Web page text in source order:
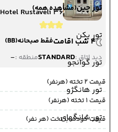
تور چین(مشاهده همه)
تور پکن
تور گوانجو
تور هانگژو
تور شانگهای
Hotel Rustaveli 36
4 شب اقامت
فقط صبحانه(BB)
دید اتاق :STANDARDمنطقه :-
قیمت 2 تخته (هرنفر)
قیمت 1 تخته (هرنفر)
قیمت کودک با تخت (هر نفر)